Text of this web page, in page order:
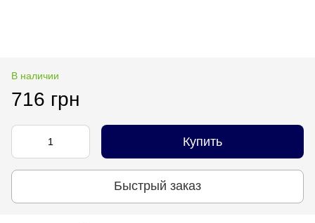
В наличии
716 грн
Купить
Быстрый заказ